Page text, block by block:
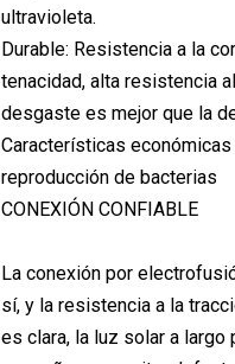
ultravioleta.
Durable: Resistencia a la
tenacidad, alta resistencia
desgaste es mejor que la
Características
reproducción de bacterias
CONEXIÓN CONFIABLE
La conexión por
sí, y la resistencia a la
es clara, la luz solar a